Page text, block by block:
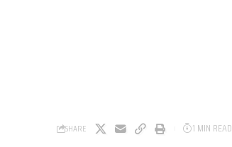
SHARE 1 MIN READ